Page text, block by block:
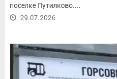
поселке Путилково....
29.07.2026